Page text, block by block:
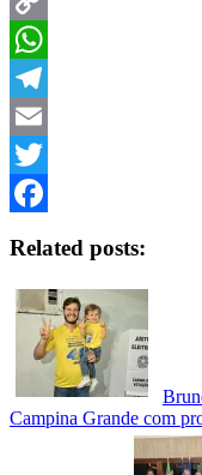
Copy
Link
WhatsApp
Telegram
Email
Twitter
Related posts:
Campina Grande com